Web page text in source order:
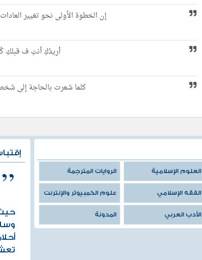
إن الخطوة الأولى نحو تغيير
أريدُكِ أنتِ ف قبلكِ
كلما شعرت بالحاجة إلى
العلوم الإسلامية الروايات المترجمة
الفقه الإسلامي علوم الكمبيوتر والإنترنت
الأدب العربي المدونة